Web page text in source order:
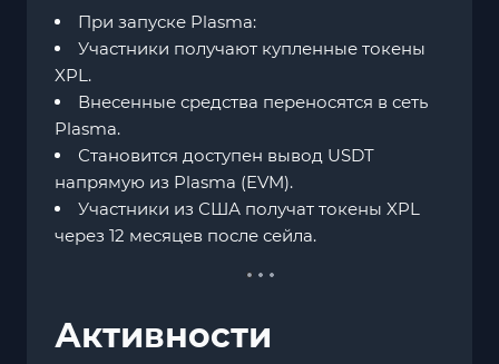
При запуске Plasma:
Участники получают купленные токены
XPL.
Внесенные средства переносятся в сеть
Plasma.
Становится доступен вывод USDT
напрямую из Plasma (EVM).
Участники из США получат токены XPL
через 12 месяцев после сейла.
Активности